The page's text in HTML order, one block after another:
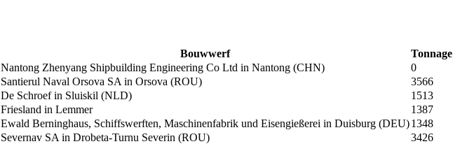
Bouwwerf
Tonnage
Nantong Zhenyang Shipbuilding Engineering Co Ltd in Nantong (CHN)
0
Santierul Naval Orsova SA in Orsova (ROU)
3566
De Schroef in Sluiskil (NLD)
1513
Friesland in Lemmer
1387
Ewald Berninghaus, Schiffswerften, Maschinenfabrik und Eisengießerei in Duisburg (DEU)1348
Severnav SA in Drobeta-Turnu Severin (ROU)
3426